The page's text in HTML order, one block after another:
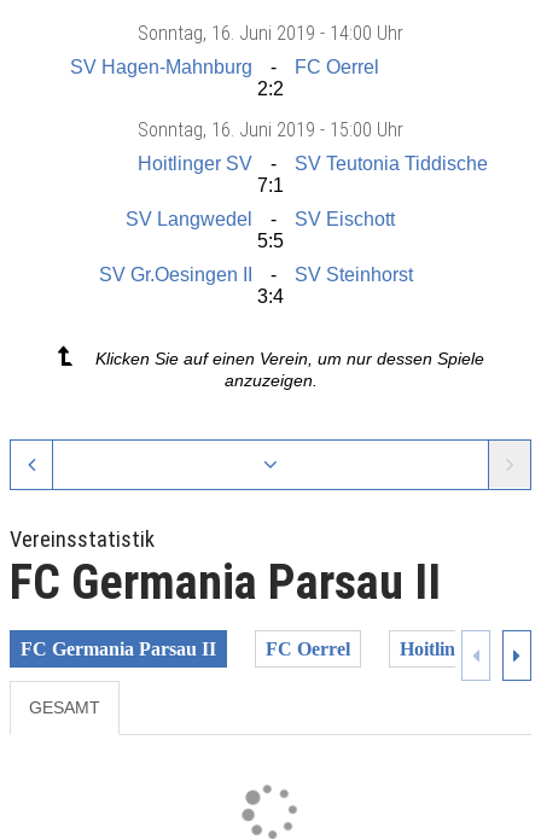
Sonntag, 16. Juni 2019 - 14:00 Uhr
SV Hagen-Mahnburg
FC Oerrel
2:2
Sonntag, 16. Juni 2019 - 15:00 Uhr
Hoitlinger SV
SV Teutonia Tiddische
7:1
SV Langwedel
SV Eischott
5:5
SV Gr.Oesingen II
SV Steinhorst
3:4
Klicken Sie auf einen Verein, um nur dessen Spiele
anzuzeigen.
Vereinsstatistik
FC Germania Parsau II
FC Germania Parsau II FC Oerrel Hoitlinger SV
GESAMT